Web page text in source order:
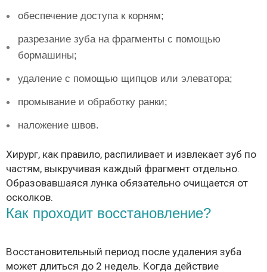
обеспечение доступа к корням;
разрезание зуба на фрагменты с помощью
бормашины;
удаление с помощью щипцов или элеватора;
промывание и обработку ранки;
наложение швов.
Хирург, как правило, распиливает и извлекает зуб по
частям, выкручивая каждый фрагмент отдельно.
Образовавшаяся лунка обязательно очищается от
осколков.
Как проходит восстановление?
Восстановительный период после удаления зуба
может длиться до 2 недель. Когда действие